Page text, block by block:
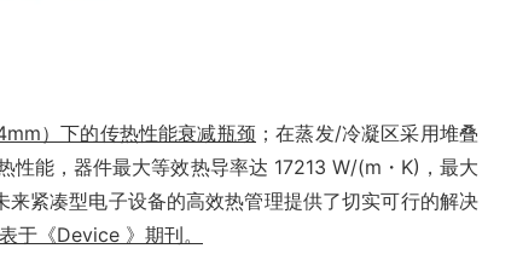
）下的传热性能衰减瓶颈 ；在蒸发/冷凝区采用堆叠
能，器件最大等效热导率达 17213 W/(m・K)，最大
紧凑型电子设备的高效热管理提供了切实可行的解决
《Device 》期刊。